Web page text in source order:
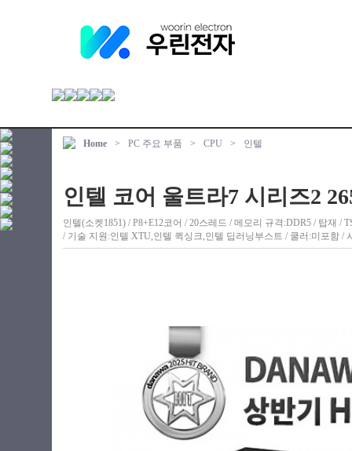
Home > PC 주요 부품 > CPU > 인텔
인텔 코어 울트라7 시리즈2
인텔(소켓1851) / P8+E12코어 / 20스레드 / 메모리 규격:DDR5 / 탑재 /
/ 기술 지원:인텔 XTU,인텔 퀵싱크,인텔 딥러닝부스트 / 쿨러:미포함 /